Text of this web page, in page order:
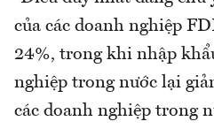
của các doanh nghiệp
24%, trong khi nhập
nghiệp trong nước lại
các doanh nghiệp trong